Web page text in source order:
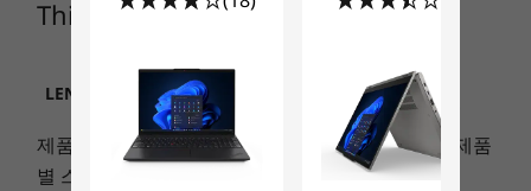
연결
포트/슬롯
USB-A 3.2 Gen 1 2개
저장 장치
ThinkPad L15 Gen 4 (15″ AMD)
LENOVO.COM의 가격 정책, 제한 사항, 보증 등에 관
한 모든 중요한 정보를 확인하세요
제품에 따라 모든 기능이 지원되는 것이 아닙니다. 제품
별 스펙은 다를 수 있습니다.